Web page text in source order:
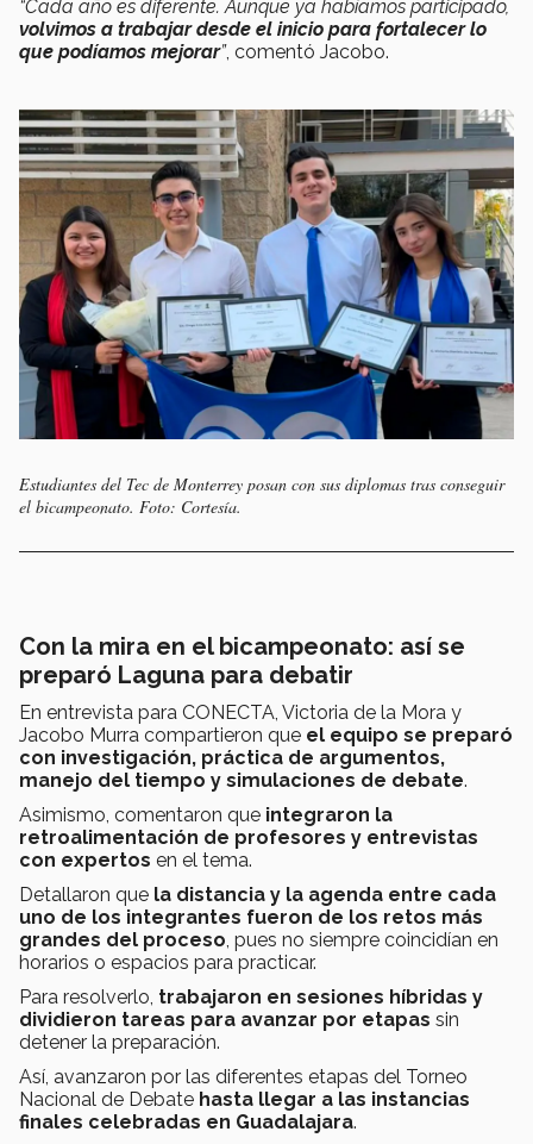
“Cada año es diferente. Aunque ya habíamos participado,
volvimos a trabajar desde el inicio para fortalecer lo
que podíamos mejorar”, comentó Jacobo.
Estudiantes del Tec de Monterrey posan con sus diplomas tras conseguir
el bicampeonato. Foto: Cortesía.
Con la mira en el bicampeonato: así se
preparó Laguna para debatir
En entrevista para CONECTA, Victoria de la Mora y
Jacobo Murra compartieron que el equipo se preparó
con investigación, práctica de argumentos,
manejo del tiempo y simulaciones de debate.
Asimismo, comentaron que integraron la
retroalimentación de profesores y entrevistas
con expertos en el tema.
Detallaron que la distancia y la agenda entre cada
uno de los integrantes fueron de los retos más
grandes del proceso, pues no siempre coincidían en
horarios o espacios para practicar.
Para resolverlo, trabajaron en sesiones híbridas y
dividieron tareas para avanzar por etapas sin
detener la preparación.
Así, avanzaron por las diferentes etapas del Torneo
Nacional de Debate hasta llegar a las instancias
finales celebradas en Guadalajara.